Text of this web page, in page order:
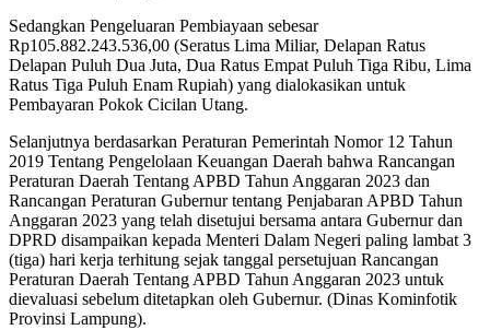
Sedangkan Pengeluaran Pembiayaan sebesar
Rp105.882.243.536,00 (Seratus Lima Miliar, Delapan Ratus
Delapan Puluh Dua Juta, Dua Ratus Empat Puluh Tiga Ribu, Lima
Ratus Tiga Puluh Enam Rupiah) yang dialokasikan untuk
Pembayaran Pokok Cicilan Utang.
Selanjutnya berdasarkan Peraturan Pemerintah Nomor 12 Tahun
2019 Tentang Pengelolaan Keuangan Daerah bahwa Rancangan
Peraturan Daerah Tentang APBD Tahun Anggaran 2023 dan
Rancangan Peraturan Gubernur tentang Penjabaran APBD Tahun
Anggaran 2023 yang telah disetujui bersama antara Gubernur dan
DPRD disampaikan kepada Menteri Dalam Negeri paling lambat 3
(tiga) hari kerja terhitung sejak tanggal persetujuan Rancangan
Peraturan Daerah Tentang APBD Tahun Anggaran 2023 untuk
dievaluasi sebelum ditetapkan oleh Gubernur. (Dinas Kominfotik
Provinsi Lampung).